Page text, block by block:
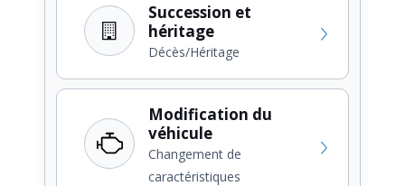
Succession et
héritage
Décès/Héritage
Modification du
véhicule
Changement de
caractéristiques